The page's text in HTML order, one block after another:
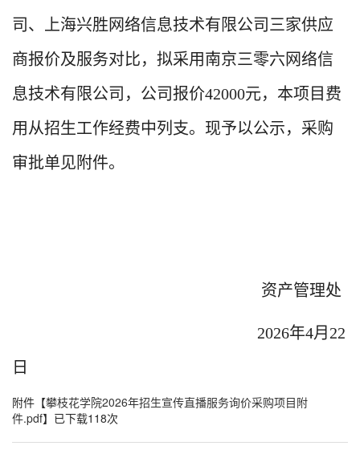
司 、上海兴胜网络信息技术有限公司 三家供应
商报价及服务对比，拟采用南京三零六网络信
息技术有限公司 ，公司报价42000元，本项目费
用从招生工作经费中列支。现予以公示，采购
审批单见附件。
资产管理处
2026年4月22
日
附件【攀枝花学院2026年招生宣传直播服务询价采购项目附
件.pdf】已下载118次